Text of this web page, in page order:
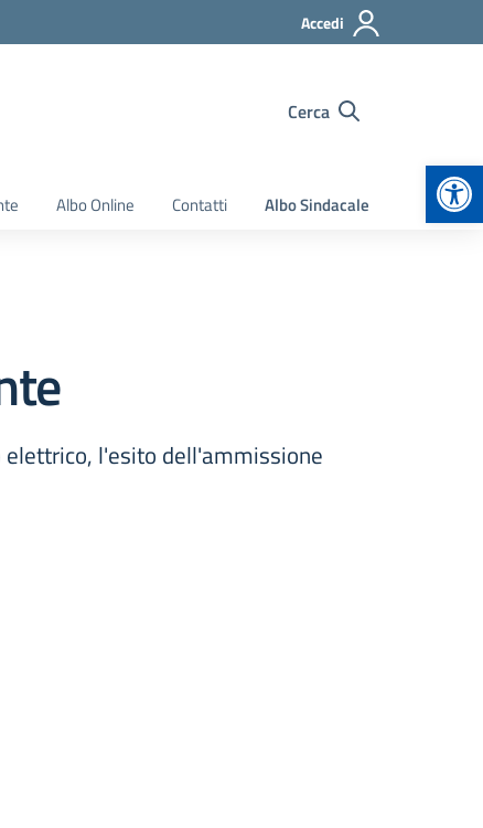
Accedi
Cerca
Albo Online Contatti Albo Sindacale
l'esito dell'ammissione